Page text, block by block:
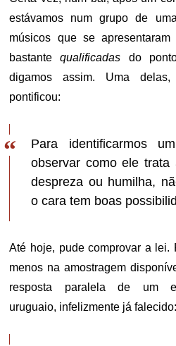
estávamos num grupo de
músicos que se
bastantequalificadas do
digamos assim. Uma
pontificou:
Para identificarmos
observar como ele
despreza ou humilha,
o cara tem boas
Até hoje, pude comprovar a lei.
menos na amostragem
resposta paralela de um
uruguaio, infelizmente já falecido: